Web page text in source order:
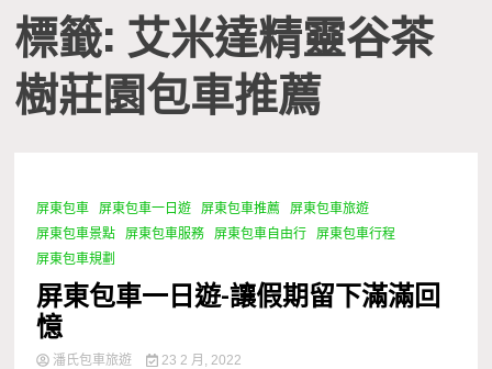
標籤: 艾米達精靈谷茶
樹莊園包車推薦
1 Minute
屏東包車 屏東包車一日遊 屏東包車推薦
屏東包車旅遊
屏東包車景點
屏東包車服務 屏東包車自由行
屏東包車行程
屏東包車規劃
屏東包車一日遊-讓假期留下滿滿回
憶
潘氏包車旅遊 23 2 月, 2022